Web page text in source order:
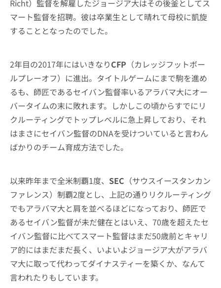
Richt）監督を解雇したジョージア大はその後釜としてス
マート監督を招聘。彼は卒業生として晴れて母校に凱旋
することとなったのでした。
2年目の2017年にはいきなりCFP （カレッジフットボー
ルプレーオフ）に進出。タイトルゲームにまで駒を進め
るも、師匠であるセイバン監督率いるアラバマ大にオー
バータイムの末に敗れます。しかしこの頃からすでにリ
クルーティングでトップレベルに急上昇しており、それ
はまさにセイバン監督のDNAを受けついていると言わん
ばかりのチーム育成方法でした。
以来昨年まで全米制覇1度、 SEC （サウスイースタンカン
ファレンス）制覇2度とし、上記の通りリクルーティング
でもアラバマ大と肩を並べるほどになっており、師匠で
あるセイバン監督が未だ健在とはいえ、70歳を超えたセ
イバン監督に比べてスマート監督はまだ50歳前とキャリ
ア的にはまだまだ長く、いよいよジョージア大がアラバ
マ大に取って代わってダイナスティーを築くか、なんて
言われたりもしています。